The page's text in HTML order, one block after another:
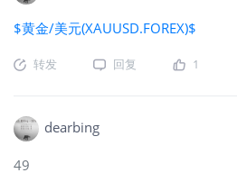
$黄金/美元(XAUUSD.FOREX)$
转发 回复 1
dearbing
49